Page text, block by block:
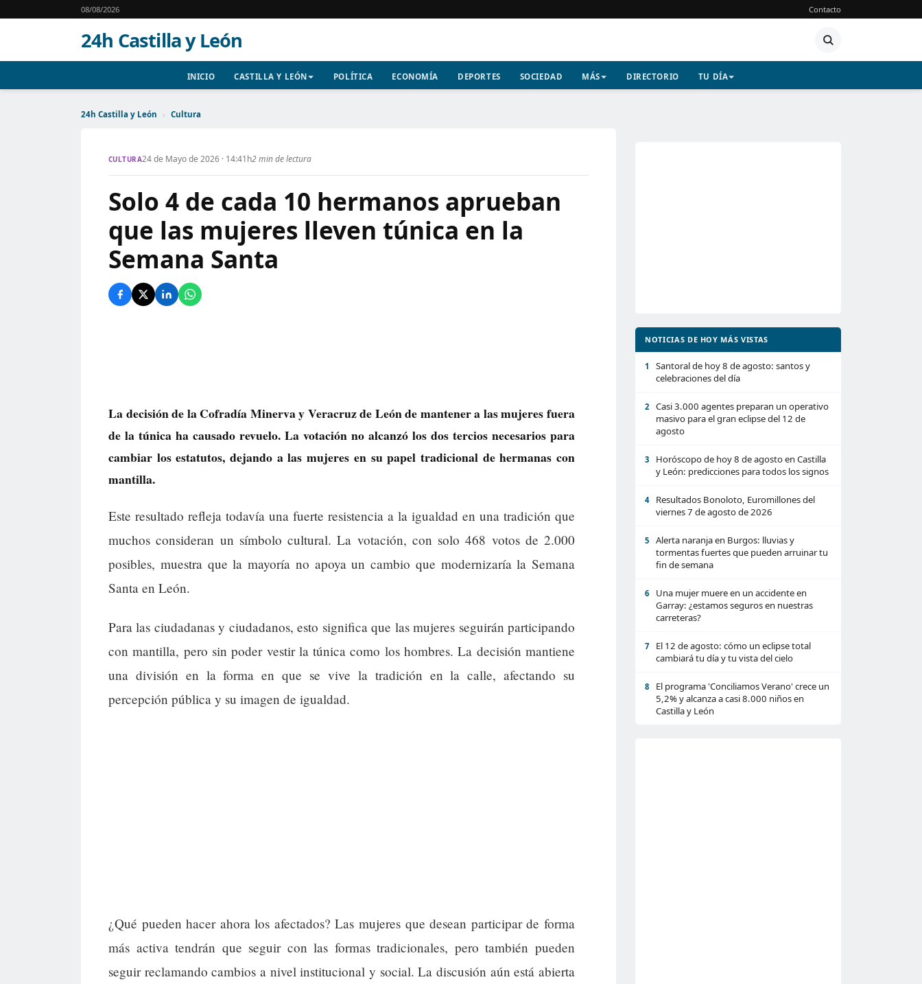
08/08/2026 Contacto
24h Castilla y León
INICIO CASTILLA Y LEÓN POLÍTICA ECONOMÍA DEPORTES SOCIEDAD MÁS DIRECTORIO TU DÍA
24h Castilla y León › Cultura
CULTURA24 de Mayo de 2026 · 14:41h2 min de lectura
Solo 4 de cada 10 hermanos aprueban
que las mujeres lleven túnica en la
Semana Santa
La decisión de la Cofradía Minerva y Veracruz de León de mantener a las mujeres fuera
de la túnica ha causado revuelo. La votación no alcanzó los dos tercios necesarios para
cambiar los estatutos, dejando a las mujeres en su papel tradicional de hermanas con
mantilla.
Este resultado refleja todavía una fuerte resistencia a la igualdad en una tradición que
muchos consideran un símbolo cultural. La votación, con solo 468 votos de 2.000
posibles, muestra que la mayoría no apoya un cambio que modernizaría la Semana
Santa en León.
Para las ciudadanas y ciudadanos, esto significa que las mujeres seguirán participando
con mantilla, pero sin poder vestir la túnica como los hombres. La decisión mantiene
una división en la forma en que se vive la tradición en la calle, afectando su
percepción pública y su imagen de igualdad.
¿Qué pueden hacer ahora los afectados? Las mujeres que desean participar de forma
más activa tendrán que seguir con las formas tradicionales, pero también pueden
seguir reclamando cambios a nivel institucional y social. La discusión aún está abierta
NOTICIAS DE HOY MÁS VISTAS
1
Santoral de hoy 8 de agosto: santos y
celebraciones del día
2
Casi 3.000 agentes preparan un operativo
masivo para el gran eclipse del 12 de
agosto
3
Horóscopo de hoy 8 de agosto en Castilla
y León: predicciones para todos los signos
4
Resultados Bonoloto, Euromillones del
viernes 7 de agosto de 2026
5
Alerta naranja en Burgos: lluvias y
tormentas fuertes que pueden arruinar tu
fin de semana
6
Una mujer muere en un accidente en
Garray: ¿estamos seguros en nuestras
carreteras?
7
El 12 de agosto: cómo un eclipse total
cambiará tu día y tu vista del cielo
8
El programa 'Conciliamos Verano' crece un
5,2% y alcanza a casi 8.000 niños en
Castilla y León